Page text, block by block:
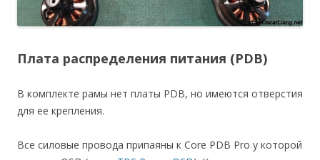
Плата распределения питания (PDB)
В комплекте рамы нет платы PDB, но имеются отверстия
для ее крепления.
Все силовые провода припаяны к Core PDB Pro у которой